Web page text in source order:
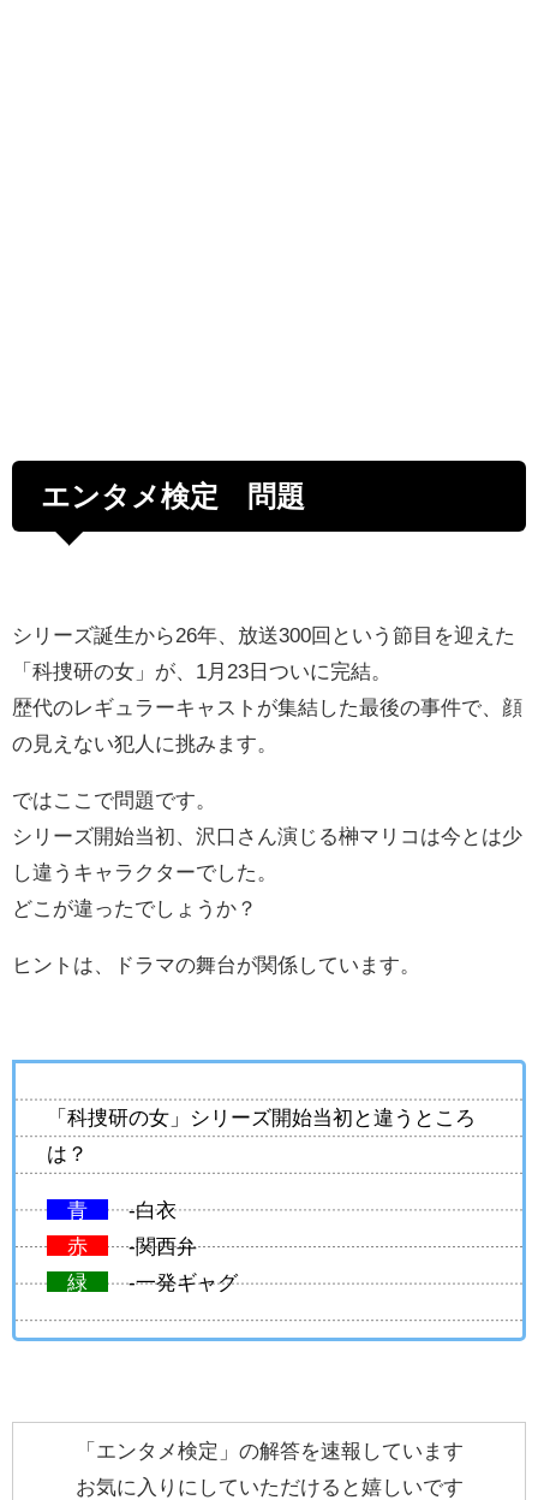
エンタメ検定 問題
シリーズ誕生から26年、放送300回という節目を迎えた
「科捜研の女」が、1月23日ついに完結。
歴代のレギュラーキャストが集結した最後の事件で、顔
の見えない犯人に挑みます。
ではここで問題です。
シリーズ開始当初、沢口さん演じる榊マリコは今とは少
し違うキャラクターでした。
どこが違ったでしょうか？
ヒントは、ドラマの舞台が関係しています。
「科捜研の女」シリーズ開始当初と違うところ
は？
青
-白衣
赤
-関西弁
緑
-一発ギャグ
「エンタメ検定」の解答を速報しています
お気に入りにしていただけると嬉しいです